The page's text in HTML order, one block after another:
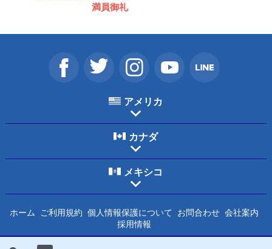
満員御礼
アメリカ
カナダ
メキシコ
ホーム ご利用規約 個人情報保護について お問合わせ 会社案内
採用情報